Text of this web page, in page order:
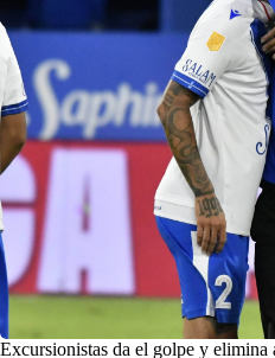
Excursionistas da el golpe y